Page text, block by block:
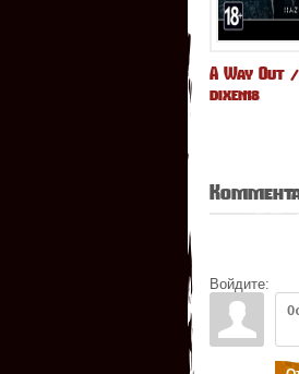
A Way Out
dixen18
Войдите: